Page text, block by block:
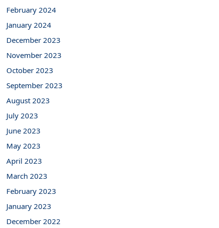
February 2024
January 2024
December 2023
November 2023
October 2023
September 2023
August 2023
July 2023
June 2023
May 2023
April 2023
March 2023
February 2023
January 2023
December 2022